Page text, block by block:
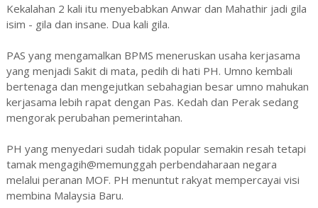
Kekalahan 2 kali itu menyebabkan Anwar dan Mahathir jadi gila
isim - gila dan insane. Dua kali gila.
PAS yang mengamalkan BPMS meneruskan usaha kerjasama
yang menjadi Sakit di mata, pedih di hati PH. Umno kembali
bertenaga dan mengejutkan sebahagian besar umno mahukan
kerjasama lebih rapat dengan Pas. Kedah dan Perak sedang
mengorak perubahan pemerintahan.
PH yang menyedari sudah tidak popular semakin resah tetapi
tamak mengagih@memunggah perbendaharaan negara
melalui peranan MOF. PH menuntut rakyat mempercayai visi
membina Malaysia Baru.